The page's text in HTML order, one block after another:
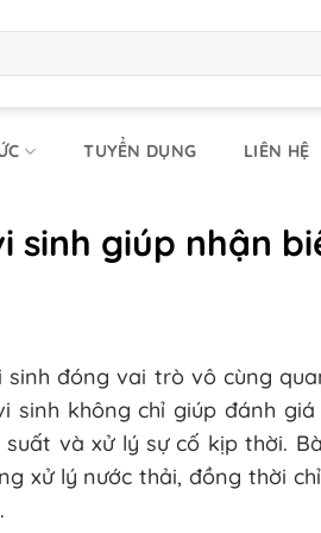
TUYỂN DỤNG LIÊN HỆ
sinh giúp nhận
sinh đóng vai trò vô cùng
sinh không chỉ giúp đánh
và xử lý sự cố kịp thời.
xử lý nước thải, đồng thời